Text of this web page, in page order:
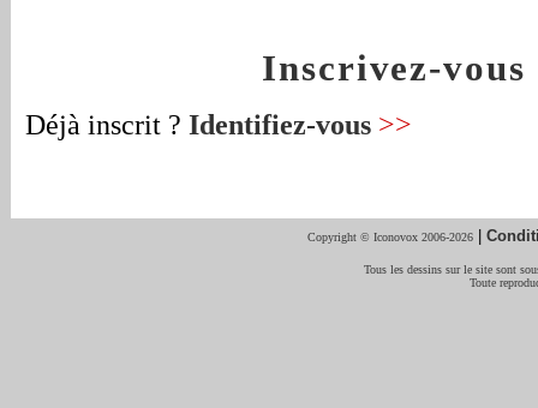
Inscrivez-vous
Déjà inscrit ? Identifiez-vous >>
Copyright © Iconovox 2006-2026 |
Tous les dessins sur le site sont
Toute